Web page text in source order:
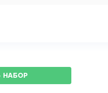
НАБОР